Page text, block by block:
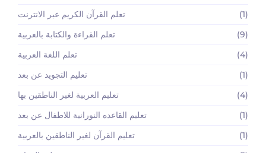
تعلم القرآن الكريم عبر الانترنت
(1)
تعلم القراءة والكتابة بالعربية
(9)
تعلم اللغة العربية
(4)
تعليم التجويد عن بعد
(1)
تعليم العربية لغير الناطقين بها
(4)
تعليم القاعده النورانية للاطفال عن بعد
(1)
تعليم القرآن لغير الناطقين بالعربية
(1)